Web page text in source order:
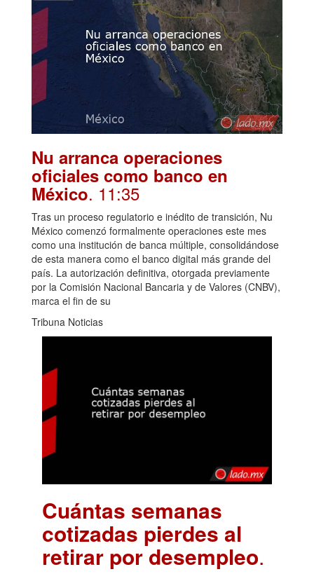
Nu arranca operaciones
oficiales como banco en
México. 11:35
Tras un proceso regulatorio e inédito de transición, Nu
México comenzó formalmente operaciones este mes
como una institución de banca múltiple, consolidándose
de esta manera como el banco digital más grande del
país. La autorización definitiva, otorgada previamente
por la Comisión Nacional Bancaria y de Valores (CNBV),
marca el fin de su
Tribuna Noticias
Cuántas semanas
cotizadas pierdes al
retirar por desempleo.